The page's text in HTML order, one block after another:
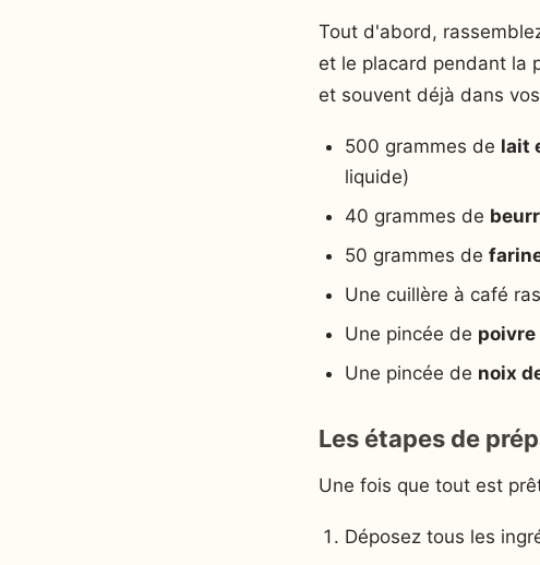
Tout d'abord,
et le placard pendant la
et souvent déjà dans
500 grammes de lait
liquide)
40 grammes de
50 grammes de
Une cuillère à café
Une pincée de poivre
Une pincée de noix
Les étapes de
Une fois que tout est
Déposez tous les